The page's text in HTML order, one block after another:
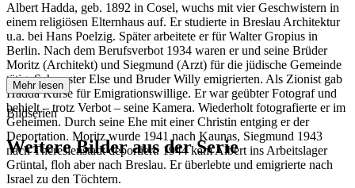
Albert Hadda, geb. 1892 in Cosel, wuchs mit vier Geschwistern in
einem religiösen Elternhaus auf. Er studierte in Breslau Architektur
u.a. bei Hans Poelzig. Später arbeitete er für Walter Gropius in
Berlin. Nach dem Berufsverbot 1934 waren er und seine Brüder
Moritz (Architekt) und Siegmund (Arzt) für die jüdische Gemeinde
tätig. Schwester Else und Bruder Willy emigrierten. Als Zionist gab
Hadda Kurse für Emigrationswillige. Er war geübter Fotograf und
behielt – trotz Verbot – seine Kamera. Wiederholt fotografierte er im
Geheimen. Durch seine Ehe mit einer Christin entging er der
Deportation. Moritz wurde 1941 nach Kaunas, Siegmund 1943
nach Theresienstadt deportiert. 1944 kam Albert ins Arbeitslager
Grüntal, floh aber nach Breslau. Er überlebte und emigrierte nach
Israel zu den Töchtern.
Mehr lesen
Bildserien
Weitere Bilder aus der Serie
1941 Breslau